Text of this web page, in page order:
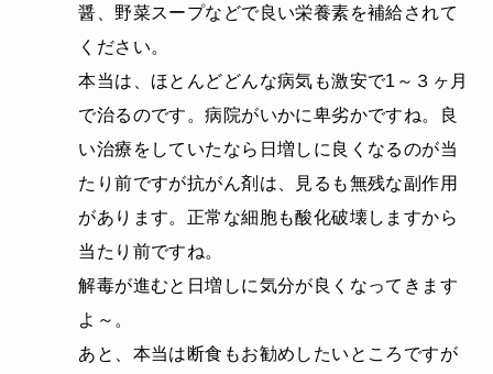
醤、野菜スープなどで良い栄養素を補給されて
ください。
本当は、ほとんどどんな病気も激安で1～３ヶ月
で治るのです。病院がいかに卑劣かですね。良
い治療をしていたなら日増しに良くなるのが当
たり前ですが抗がん剤は、見るも無残な副作用
があります。正常な細胞も酸化破壊しますから
当たり前ですね。
解毒が進むと日増しに気分が良くなってきます
よ～。
あと、本当は断食もお勧めしたいところですが